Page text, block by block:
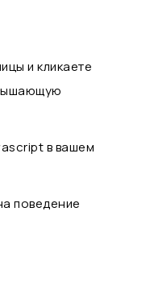
и кликаете
в вашем
поведение